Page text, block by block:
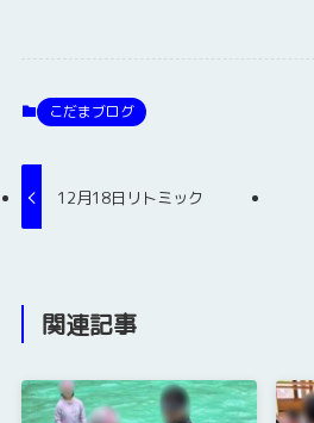
こだまブログ
12月18日リトミック
関連記事